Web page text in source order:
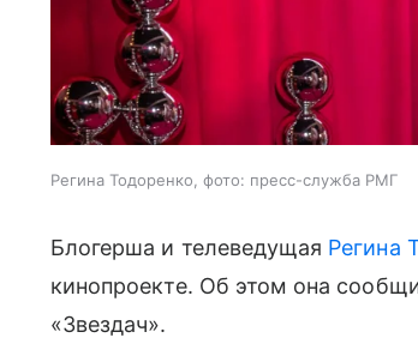
Регина Тодоренко, фото: пресс-служба РМГ
Блогерша и телеведущая Регина
кинопроекте. Об этом она
«Звездач».